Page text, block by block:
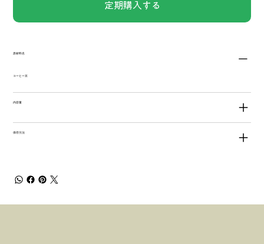
定期購入する
原材料名
コーヒー豆
内容量
保存方法